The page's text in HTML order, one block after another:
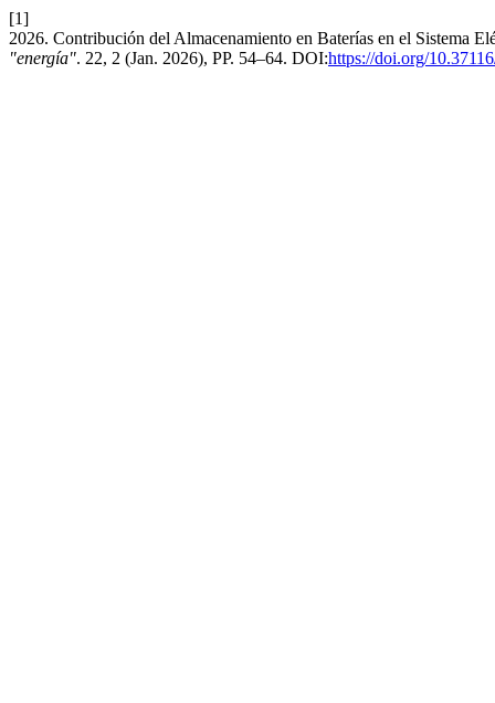
[1]
2026. Contribución del Almacenamiento en Baterías en el Sistema
"energía". 22, 2 (Jan. 2026), PP. 54–64. DOI:https://doi.org/